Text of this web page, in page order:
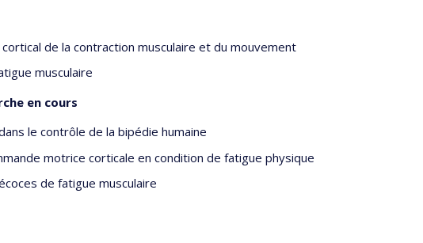
de la contraction musculaire et du mouvement
musculaire
en cours
le contrôle de la bipédie humaine
motrice corticale en condition de fatigue physique
de fatigue musculaire